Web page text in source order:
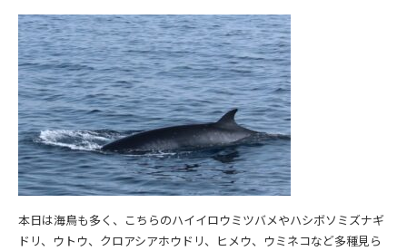
本日は海鳥も多く、こちらのハイイロウミツバメやハシボソミズナギ
ドリ、ウトウ、クロアシアホウドリ、ヒメウ、ウミネコなど多種見ら